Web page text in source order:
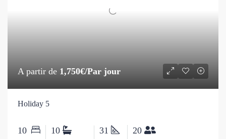
A partir de 1,750€/Par jour
Holiday 5
10 10 31 20